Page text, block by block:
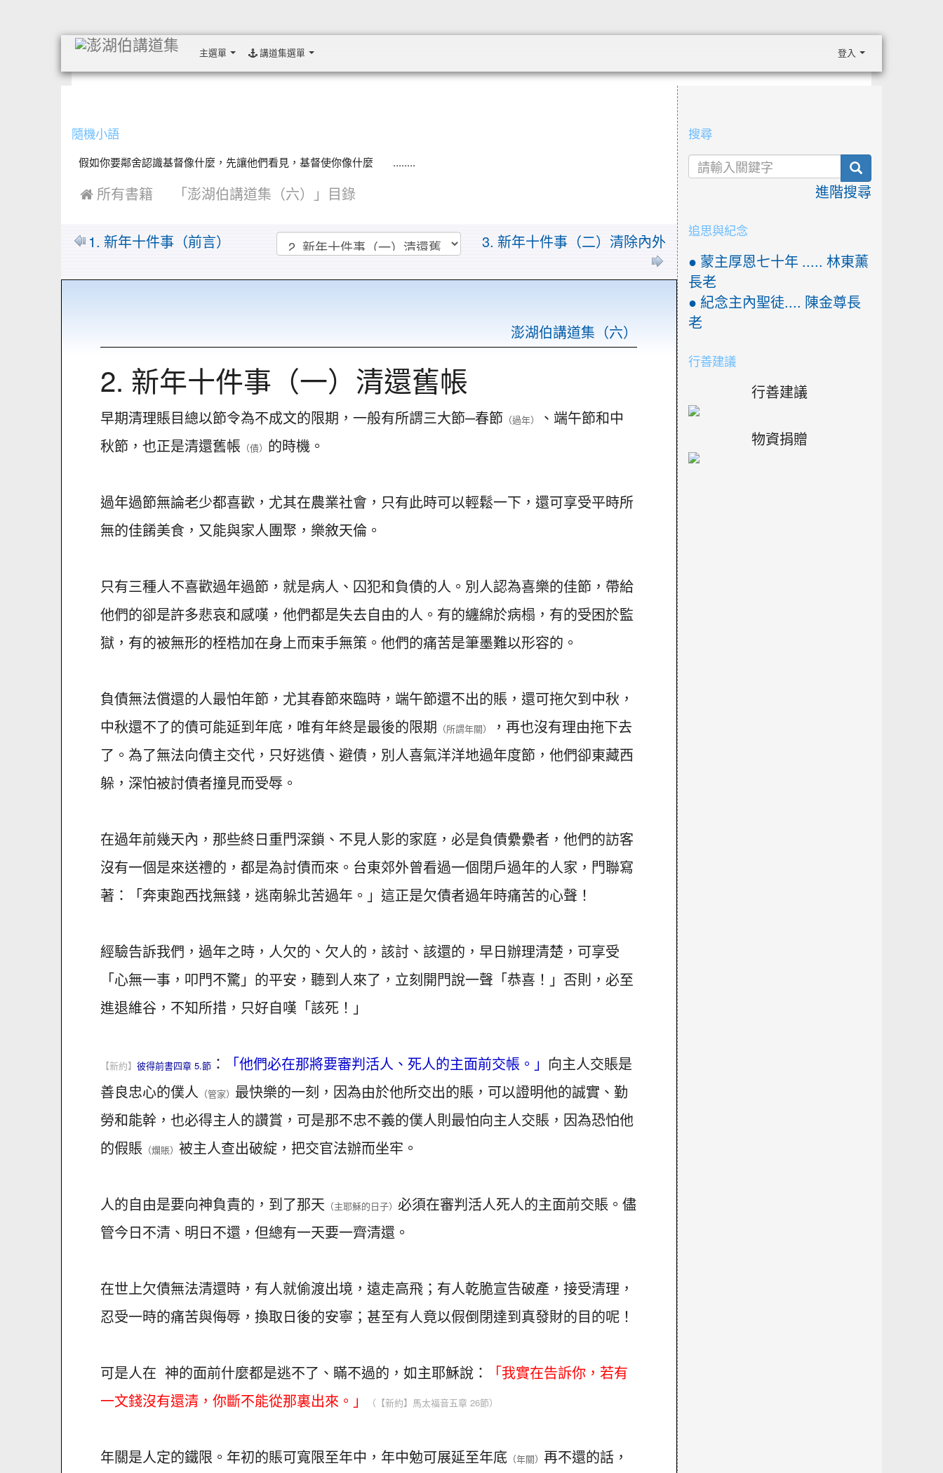
主選單 講道集選單 登入
隨機小語
假如你要鄰舍認識基督像什麼，先讓他們看見，基督使你像什麼 ........
 所有書籍 「澎湖伯講道集（六）」目錄
1. 新年十件事（前言） 3. 新年十件事（二）清除內外
澎湖伯講道集（六）
2. 新年十件事（一）清還舊帳
早期清理賬目總以節令為不成文的限期，一般有所謂三大節─春節 （過年）
、端午節和中
秋節，也正是清還舊帳 （債） 的時機。
過年過節無論老少都喜歡，尤其在農業社會，只有此時可以輕鬆一下，還可享受平時所
無的佳餚美食，又能與家人團聚，樂敘天倫。
只有三種人不喜歡過年過節，就是病人、囚犯和負債的人。別人認為喜樂的佳節，帶給
他們的卻是許多悲哀和感嘆，他們都是失去自由的人。有的纏綿於病榻，有的受困於監
獄，有的被無形的桎梏加在身上而束手無策。他們的痛苦是筆墨難以形容的。
負債無法償還的人最怕年節，尤其春節來臨時，端午節還不出的賬，還可拖欠到中秋，
中秋還不了的債可能延到年底，唯有年終是最後的限期 （所謂年關）
，再也沒有理由拖下去
了。為了無法向債主交代，只好逃債、避債，別人喜氣洋洋地過年度節，他們卻東藏西
躲，深怕被討債者撞見而受辱。
在過年前幾天內，那些終日重門深鎖、不見人影的家庭，必是負債纍纍者，他們的訪客
沒有一個是來送禮的，都是為討債而來。台東郊外曾看過一個閉戶過年的人家，門聯寫
著：「奔東跑西找無錢，逃南躲北苦過年。」這正是欠債者過年時痛苦的心聲！
經驗告訴我們，過年之時，人欠的、欠人的，該討、該還的，早日辦理清楚，可享受
「心無一事，叩門不驚」的平安，聽到人來了，立刻開門說一聲「恭喜！」否則，必至
進退維谷，不知所措，只好自嘆「該死！」
【新約】彼得前書四章 5.節 ： 「他們必在那將要審判活人、死人的主面前交帳。」 向主人交賬是
善良忠心的僕人 （管家） 最快樂的一刻，因為由於他所交出的賬，可以證明他的誠實、勤
勞和能幹，也必得主人的讚賞，可是那不忠不義的僕人則最怕向主人交賬，因為恐怕他
的假賬 （爛賬）被主人查出破綻，把交官法辦而坐牢。
人的自由是要向神負責的，到了那天 （主耶穌的日子）必須在審判活人死人的主面前交賬。儘
管今日不清、明日不還，但總有一天要一齊清還。
在世上欠債無法清還時，有人就偷渡出境，遠走高飛；有人乾脆宣告破產，接受清理，
忍受一時的痛苦與侮辱，換取日後的安寧；甚至有人竟以假倒閉達到真發財的目的呢！
可是人在 神的面前什麼都是逃不了、瞞不過的，如主耶穌說：
「我實在告訴你，若有
一文錢沒有還清，你斷不能從那裏出來。」
（【新約】馬太福音五章 26節）
年關是人定的鐵限。年初的賬可寬限至年中，年中勉可展延至年底 （年關）再不還的話，
搜尋
search
進階搜尋
追思與紀念
● 蒙主厚恩七十年 ..... 林東薰
長老
● 紀念主內聖徒.... 陳金尊長
老
行善建議
行善建議
物資捐贈